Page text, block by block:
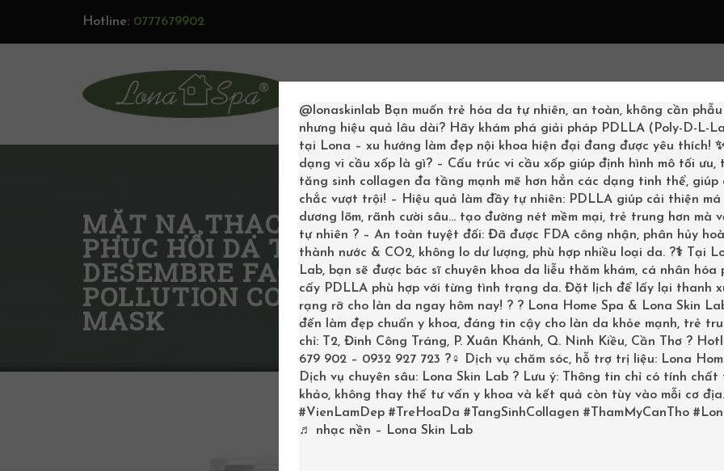
Hotline: 0777679902
MẶT NẠ THẠCH DẠNG LẮC
PHỤC HỔI DA TỔN THƯƠNG
DESEMBRE FACE OFF MASK
POLLUTION CONTROL SHAKER
MASK
Trang chủ/ Mặt nạ
lắc phục hổi da tổn
MẶT NẠ THẠCH DẠNG LẮC PHỤC
DA TỔN THƯƠNG DESEMBRE FACE
@lonaskinlabBạn muốn trẻ hóa da tự nhiên, an toàn, không cần
nhưng hiệu quả lâu dài? Hãy khám phá giải pháp PDLLA (Poly-D-L-
tại Lona – xu hướng làm đẹp nội khoa hiện đại đang được yêu thích!
dạng vi cầu xốp là gì? – Cấu trúc vi cầu xốp giúp định hình mô tối ưu,
tăng sinh collagen đa tầng mạnh mẽ hơn hẳn các dạng tinh thể, giúp
chắc vượt trội! – Hiệu quả làm đầy tự nhiên: PDLLA giúp cải thiện má
dương lõm, rãnh cười sâu… tạo đường nét mềm mại, trẻ trung hơn mà
tự nhiên ? – An toàn tuyệt đối: Đã được FDA công nhận, phân hủy
thành nước & CO2, không lo dư lượng, phù hợp nhiều loại da. ?‍⚕️ Tại
Lab, bạn sẽ được bác sĩ chuyên khoa da liễu thăm khám, cá nhân hóa
cấy PDLLA phù hợp với từng tình trạng da. Đặt lịch để lấy lại thanh
rạng rỡ cho làn da ngay hôm nay! ? ? Lona Home Spa & Lona Skin
đến làm đẹp chuẩn y khoa, đáng tin cậy cho làn da khỏe mạnh, trẻ
chỉ: T2, Đinh Công Tráng, P. Xuân Khánh, Q. Ninh Kiều, Cần Thơ ?
679 902 – 0932 927 723 ?‍♀️ Dịch vụ chăm sóc, hỗ trợ trị liệu: Lona
Dịch vụ chuyên sâu: Lona Skin Lab ? Lưu ý: Thông tin chỉ có tính chất
khảo, không thay thế tư vấn y khoa và kết quả còn tùy vào mỗi cơ địa.
#VienLamDep #TreHoaDa #TangSinhCollagen #ThamMyCanTho
♬ nhạc nền – Lona Skin Lab